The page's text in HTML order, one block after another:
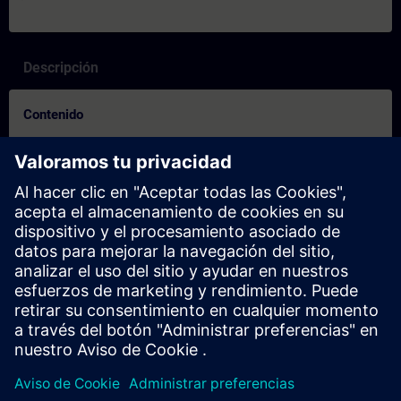
Descripción
Contenido
Ce test vous permet de savoir si vous avez les connaissances de
base requises.
Le test se compose de 10 questions .
n'y a pas de limite de temps
Si vous répondez correctement à plus de 70%des
questions, vous êtes prêt pour le cours.
Si vous obtenezmoins de 70%, nous vous conseillns alor
de participer auCours sur le système SIMATIC PCS 7(ST-
PCS7SYS) afin d'approfondir vos connaissances de base.